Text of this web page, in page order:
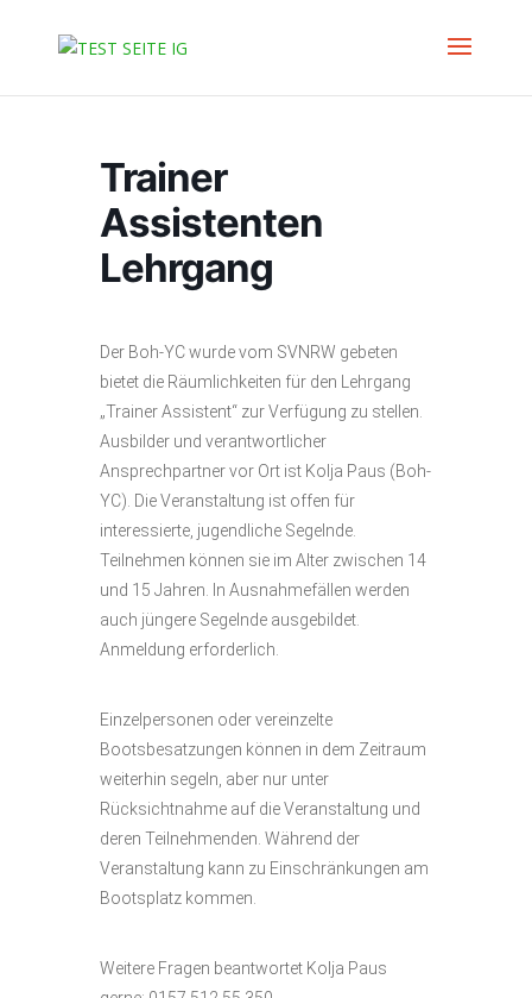
Trainer
Assistenten
Lehrgang
Der Boh-YC wurde vom SVNRW gebeten
bietet die Räumlichkeiten für den Lehrgang
„Trainer Assistent“ zur Verfügung zu stellen.
Ausbilder und verantwortlicher
Ansprechpartner vor Ort ist Kolja Paus (Boh-
YC). Die Veranstaltung ist offen für
interessierte, jugendliche Segelnde.
Teilnehmen können sie im Alter zwischen 14
und 15 Jahren. In Ausnahmefällen werden
auch jüngere Segelnde ausgebildet.
Anmeldung erforderlich.
Einzelpersonen oder vereinzelte
Bootsbesatzungen können in dem Zeitraum
weiterhin segeln, aber nur unter
Rücksichtnahme auf die Veranstaltung und
deren Teilnehmenden. Während der
Veranstaltung kann zu Einschränkungen am
Bootsplatz kommen.
Weitere Fragen beantwortet Kolja Paus